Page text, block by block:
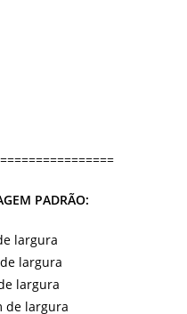
PADRÃO:
largura
largura
largura
de largura